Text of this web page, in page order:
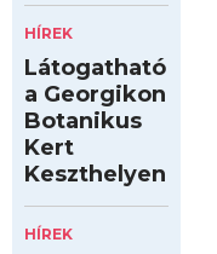
HÍREK
Látogatható
a Georgikon
Botanikus
Kert
Keszthelyen
HÍREK